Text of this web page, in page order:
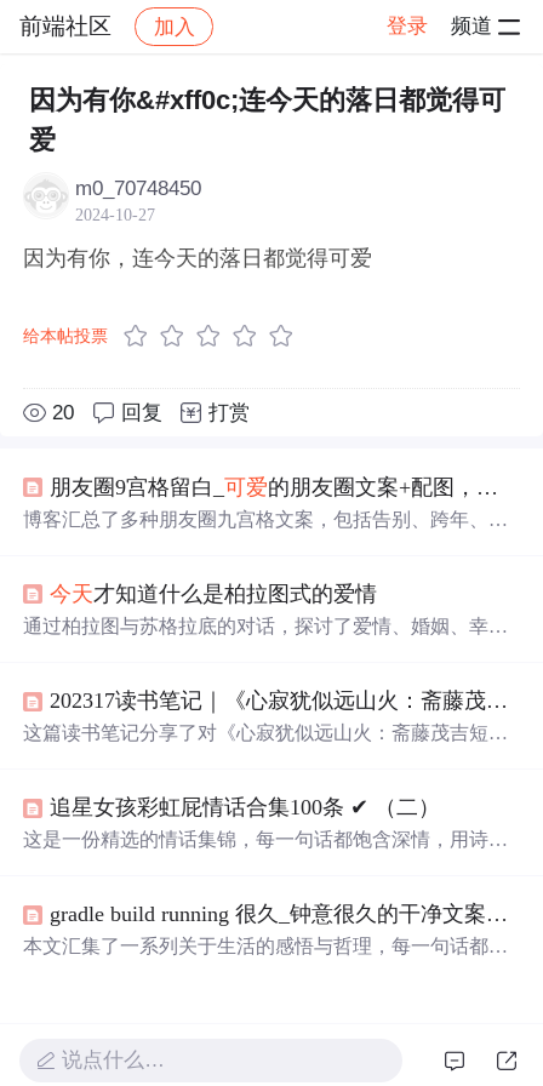
前端社区 加入 登录 频道
社区 前端社区 感慨 帖子详情
因为有你&#xff0c;连今天的落日都觉得可
爱
m0_70748450
2024-10-27
因为有你，连今天的落日都觉得可爱
给本帖投票
20 回复 打赏
朋友圈9宫格留白_可爱的朋友圈文案+配图，打包带走！
博客汇总了多种朋友圈九宫格文案，包括告别、跨年、王
今天才知道什么是柏拉图式的爱情
通过柏拉图与苏格拉底的对话，探讨了爱情、婚姻、幸
202317读书笔记｜《心寂犹似远山火：斋藤茂吉短歌300》——茫茫心海里，孤帆与谁同
这篇读书笔记分享了对《心寂犹似远山火：斋藤茂吉短歌3
的区别，并摘录了一些描绘人生况味与自然景色的诗句，
表达了对生活美好瞬间的珍视和对自然的热爱。
追星女孩彩虹屁情话合集100条 ✔︎ （二）
这是一份精选的情话集锦，每一句话都饱含深情，用诗意
的思念与热爱。
gradle build running 很久_钟意很久的干净文案语录
本文汇集了一系列关于生活的感悟与哲理，每一句话都是
说点什么…